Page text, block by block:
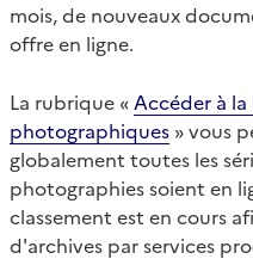
mois, de nouveaux
offre en ligne.
La rubrique « Accéder à la
photographiques » vous
globalement toutes les
photographies soient en
classement est en cours
d'archives par services